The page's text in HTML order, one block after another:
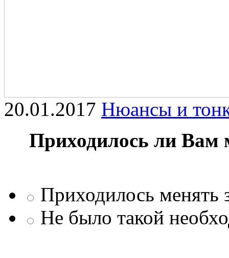
20.01.2017 Нюансы и
Приходилось ли Вам
Приходилось менять
Не было такой